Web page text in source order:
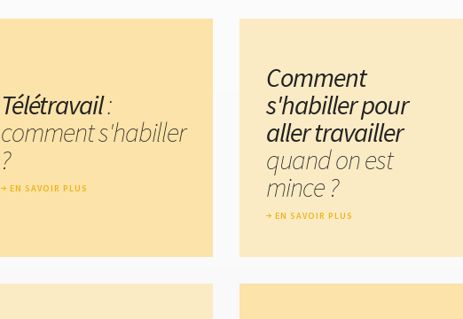
Télétravail:
comment s'habiller
?
EN SAVOIR PLUS
Comment
s'habiller pour
aller travailler
quand on est
mince ?
EN SAVOIR PLUS